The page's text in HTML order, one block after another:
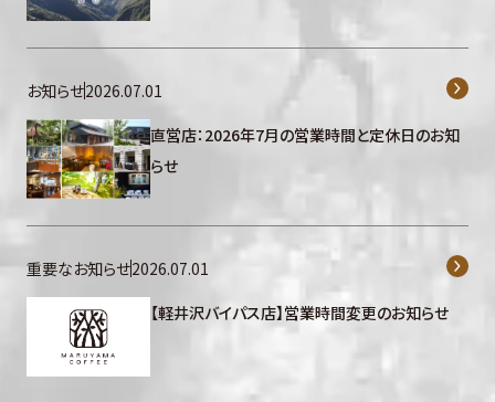
お知らせ2026.07.01
直営店：2026年7月の営業時間と定休日のお知
らせ
重要なお知らせ2026.07.01
【軽井沢バイパス店】営業時間変更のお知らせ